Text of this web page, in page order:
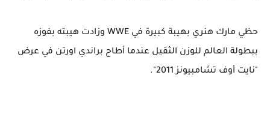
حظي مارك هنري بهيبة كبيرة في WWE وزادت هيبته بفوزه
ببطولة العالم للوزن الثقيل عندما أطاح براندي اورتن في عرض
"نايت أوف تشامبيونز 2011".